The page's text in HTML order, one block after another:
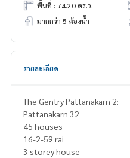
พื้นที่ : 74.20 ตร.ว.
มากกว่า 5 ห้องน้ำ
รายละเอียด
The Gentry Pattanakarn 2:
Pattanakarn 32
45 houses
16-2-59 rai
3 storey house